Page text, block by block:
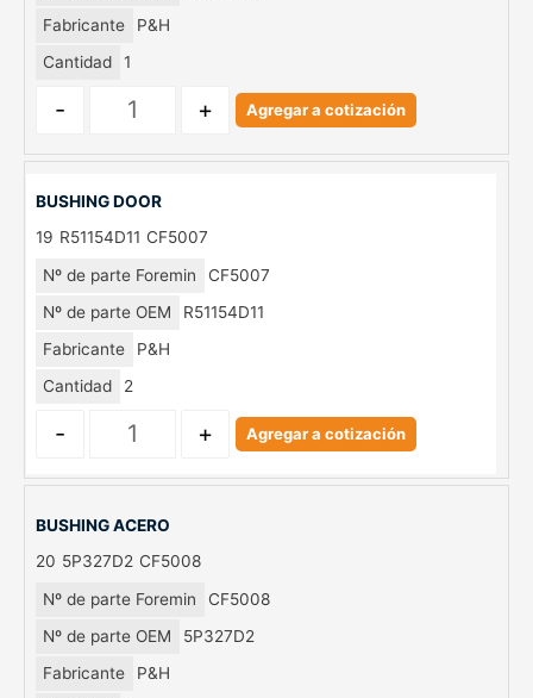
Fabricante
P&H
Cantidad
1
- + Agregar a cotización
BUSHING DOOR
19 R51154D11 CF5007
Nº de parte Foremin
CF5007
Nº de parte OEM
R51154D11
Fabricante
P&H
Cantidad
2
- + Agregar a cotización
BUSHING ACERO
20 5P327D2 CF5008
Nº de parte Foremin
CF5008
Nº de parte OEM
5P327D2
Fabricante
P&H